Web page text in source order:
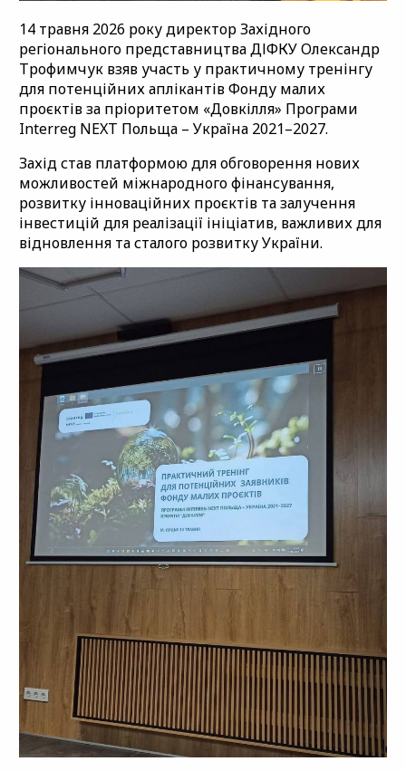
14 травня 2026 року директор Західного
регіонального представництва ДІФКУ Олександр
Трофимчук взяв участь у практичному тренінгу
для потенційних аплікантів Фонду малих
проєктів за пріоритетом «Довкілля» Програми
Interreg NEXT Польща – Україна 2021–2027.
Захід став платформою для обговорення нових
можливостей міжнародного фінансування,
розвитку інноваційних проєктів та залучення
інвестицій для реалізації ініціатив, важливих для
відновлення та сталого розвитку України.